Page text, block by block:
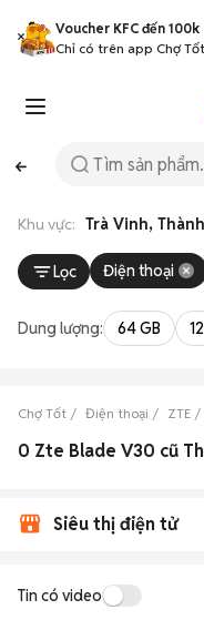
Voucher KFC đến 100k
Chỉ có trên app Chợ Tốt
Khu vực: Trà Vinh,
Lọc Điện thoại
Dung lượng: 64 GB
Chợ Tốt Điện thoại ZTE
0 Zte Blade V30 cũ
Siêu thị điện tử
Tin có video